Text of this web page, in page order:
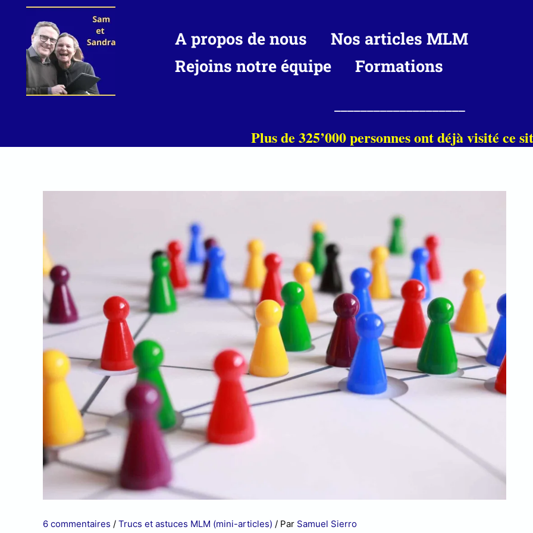
contenu
A propos de nous
Nos articles MLM
Rejoins notre équipe
Formations
Plus de 325’000 personnes ont déjà visité ce
6 commentaires / Trucs et astuces MLM (mini-articles) / Par Samuel Sierro